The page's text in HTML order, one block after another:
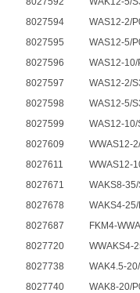
8027594
WAS12-2/
8027595
WAS12-5/
8027596
WAS12-10/
8027597
WAS12-2/
8027598
WAS12-5/
8027599
WAS12-10/
8027609
WWAS12-
8027611
WWAS12-
8027671
WAKS8-
8027678
WAKS4-
8027687
FKM4-
8027720
WWAKS4-
8027738
WAK4.5-
8027740
WAK8-20/